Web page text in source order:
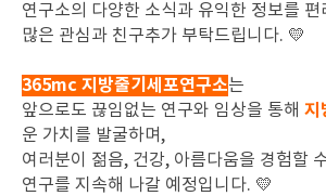
연구소의 다양한 소식과 유익한 정보를
많은 관심과 친구추가 부탁드립니다. 💛
365mc 지방줄기세포연구소는
앞으로도 끊임없는 연구와 임상을 통해 지
운 가치를 발굴하며,
여러분이 젊음, 건강, 아름다움을 경험할
연구를 지속해 나갈 예정입니다. 💛